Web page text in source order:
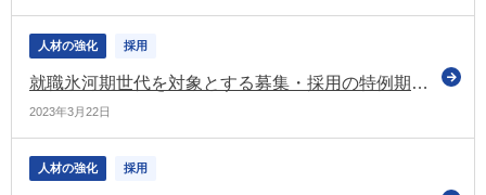
人材の強化 採用
就職氷河期世代を対象とする募集・採用の特例期限を令和6年度末まで延長（厚労省のリーフレット）
2023年3月22日
人材の強化 採用